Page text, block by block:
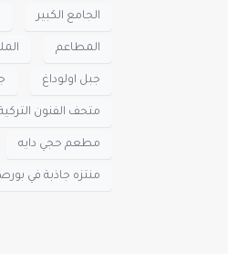
الجامع الكبير
المطاعم
جبل اولوداغ
متحف الفنون
مطعم حجي دايه
منتزه جاذبة في